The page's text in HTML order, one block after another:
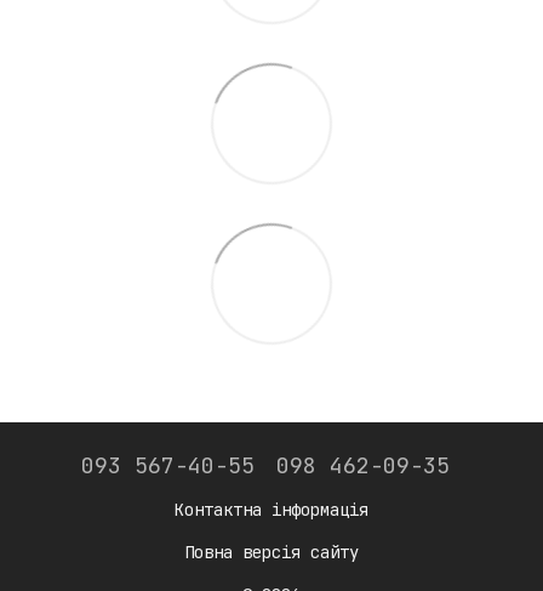
093 567-40-55 098 462-09-35
Контактна інформація
Повна версія сайту